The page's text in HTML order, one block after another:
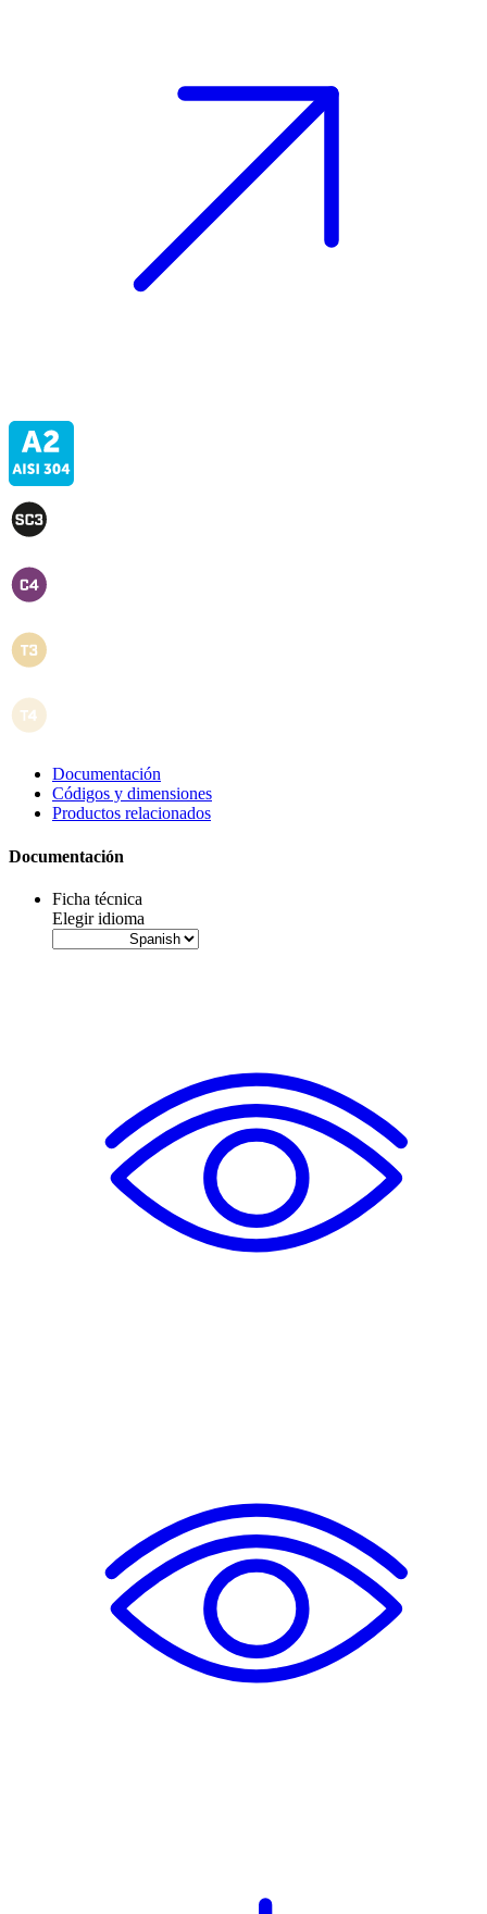
Documentación
Códigos y dimensiones
Productos relacionados
Documentación
Ficha técnica
Elegir idioma